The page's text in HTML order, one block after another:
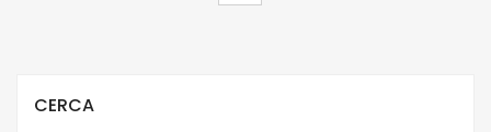
CERCA